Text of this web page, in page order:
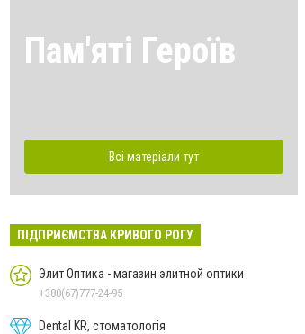
Пам'яті Героїв
Всі матеріали тут
ПІДПРИЄМСТВА КРИВОГО РОГУ
Элит Оптика - магазин элитной оптики
+380(67)777-24-95
Dental KR, стоматологія